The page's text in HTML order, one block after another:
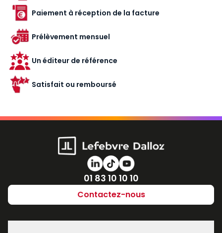
Paiement à réception de la facture
Prélèvement mensuel
Un éditeur de référence
Satisfait ou remboursé
Numéro de téléphone
01 83 10 10 10
Contactez-nous